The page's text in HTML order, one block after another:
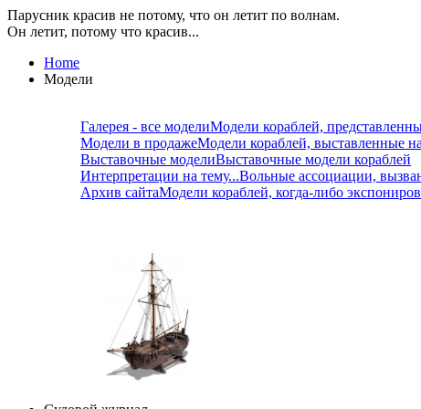
Парусник красив не потому, что он летит по волнам.
Он летит, потому что красив...
Home
Модели
Галерея - все моделиМодели кораблей,
Модели в продажеМодели кораблей, выставленные
Выставочные моделиВыставочные модели кораблей
Интерпретации на тему...Вольные ассоциации,
Архив сайтаМодели кораблей, когда-либо